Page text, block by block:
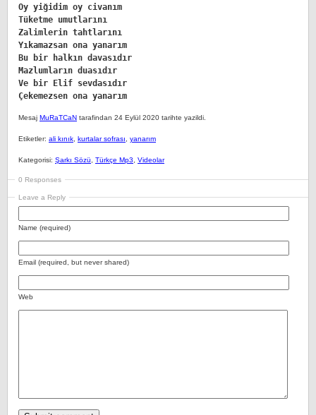
Oy yiğidim oy civanım
Tüketme umutlarını
Zalimlerin tahtlarını
Yıkamazsan ona yanarım
Bu bir halkın davasıdır
Mazlumların duasıdır
Ve bir Elif sevdasıdır
Çekemezsen ona yanarım
Mesaj MuRaTCaN tarafindan 24 Eylül 2020 tarihte yazildi.
Etiketler: ali kınık kurtalar sofrası yanarım
Kategorisi: Şarkı Sözü Türkçe Mp3 Videolar
0 Responses
Leave a Reply
Name (required)
Email (required, but never shared)
Web